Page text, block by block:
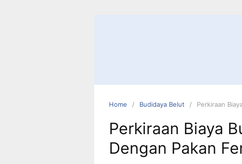
Home Budidaya Belut Perkiraan
Perkiraan Biaya
Dengan Pakan